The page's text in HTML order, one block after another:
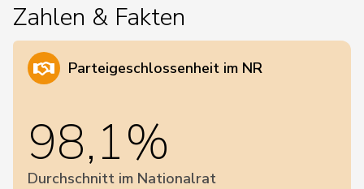
Zahlen & Fakten
Parteigeschlossenheit im NR
98,1%
Durchschnitt im Nationalrat